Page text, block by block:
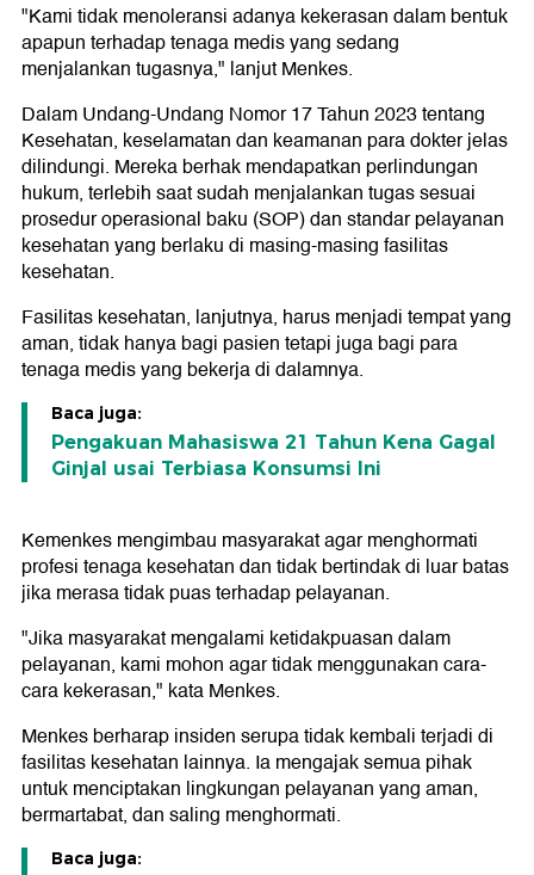
"Kami tidak menoleransi adanya kekerasan dalam bentuk
apapun terhadap tenaga medis yang sedang
menjalankan tugasnya," lanjut Menkes.
Dalam Undang-Undang Nomor 17 Tahun 2023 tentang
Kesehatan, keselamatan dan keamanan para dokter jelas
dilindungi. Mereka berhak mendapatkan perlindungan
hukum, terlebih saat sudah menjalankan tugas sesuai
prosedur operasional baku (SOP) dan standar pelayanan
kesehatan yang berlaku di masing-masing fasilitas
kesehatan.
Fasilitas kesehatan, lanjutnya, harus menjadi tempat yang
aman, tidak hanya bagi pasien tetapi juga bagi para
tenaga medis yang bekerja di dalamnya.
Baca juga:
Pengakuan Mahasiswa 21 Tahun Kena Gagal
Ginjal usai Terbiasa Konsumsi Ini
Kemenkes mengimbau masyarakat agar menghormati
profesi tenaga kesehatan dan tidak bertindak di luar batas
jika merasa tidak puas terhadap pelayanan.
"Jika masyarakat mengalami ketidakpuasan dalam
pelayanan, kami mohon agar tidak menggunakan cara-
cara kekerasan," kata Menkes.
Menkes berharap insiden serupa tidak kembali terjadi di
fasilitas kesehatan lainnya. Ia mengajak semua pihak
untuk menciptakan lingkungan pelayanan yang aman,
bermartabat, dan saling menghormati.
Baca juga: